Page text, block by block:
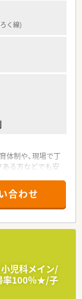
く線)
体制や、現場で丁
る方などでも安
体制は万全な企業
。
合わせ
児科メイン/
率100％★/子